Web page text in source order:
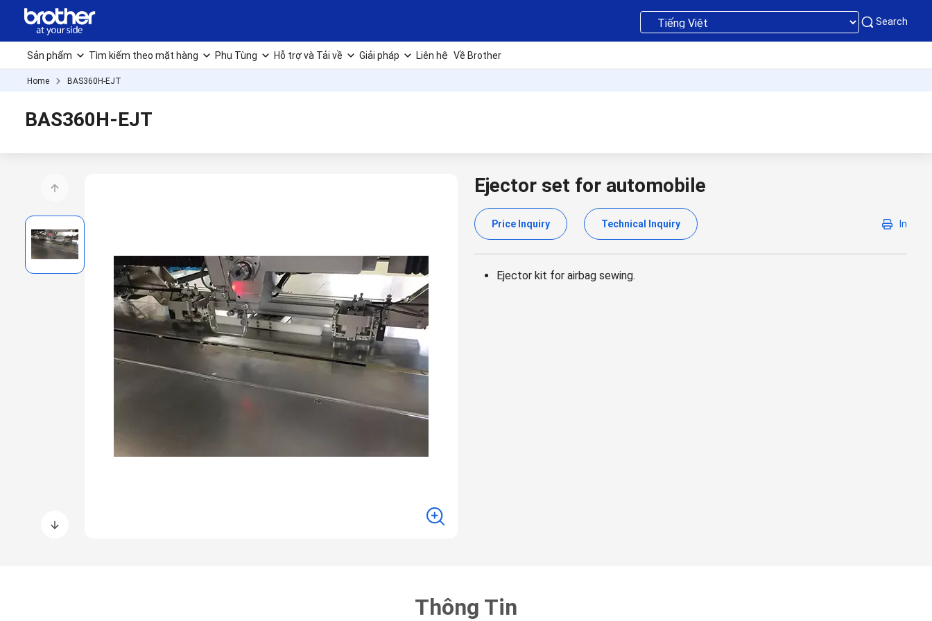
Search
Sản phẩm Tìm kiếm theo mặt hàng Phụ Tùng Hỗ trợ và Tải về Giải pháp Liên hệ Về Brother
Home BAS360H-EJT
BAS360H-EJT
Ejector set for automobile
Price Inquiry Technical Inquiry In
Ejector kit for airbag sewing.
Thông Tin